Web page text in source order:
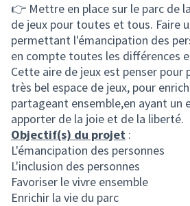
👉 Mettre en place sur le parc de
de jeux pour toutes et tous. Faire
permettant l'émancipation des
en compte toutes les différences
Cette aire de jeux est penser
très bel espace de jeux, pour
partageant ensemble,en ayant un
apporter de la joie et de la liberté.
Objectif(s) du projet :
L'émancipation des personnes
L'inclusion des personnes
Favoriser le vivre ensemble
Enrichir la vie du parc